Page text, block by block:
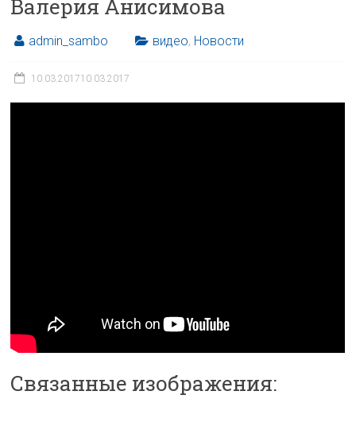
Валерия Анисимова
admin_sambo видео, Новости
10.03.201710.03.2017
Связанные изображения: